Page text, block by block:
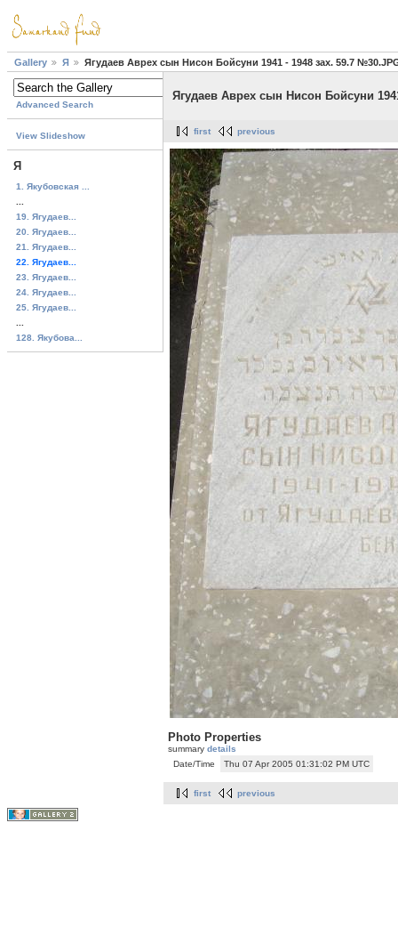
Gallery Я Ягудаев Аврех сын Нисон Бойсуни 1941 - 1948 зах. 59.7
Advanced Search
View Slideshow
Я
1. Якубовская ...
19. Ягудаев...
20. Ягудаев...
21. Ягудаев...
22. Ягудаев...
23. Ягудаев...
24. Ягудаев...
25. Ягудаев...
128. Якубова...
Ягудаев Аврех сын Нисон Бойсуни
first previous
Photo Properties
summary details
Date/Time
Thu 07 Apr 2005 01:31:02 PM UTC
first previous